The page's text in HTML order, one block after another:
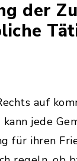
der
auf
jede
für ihren